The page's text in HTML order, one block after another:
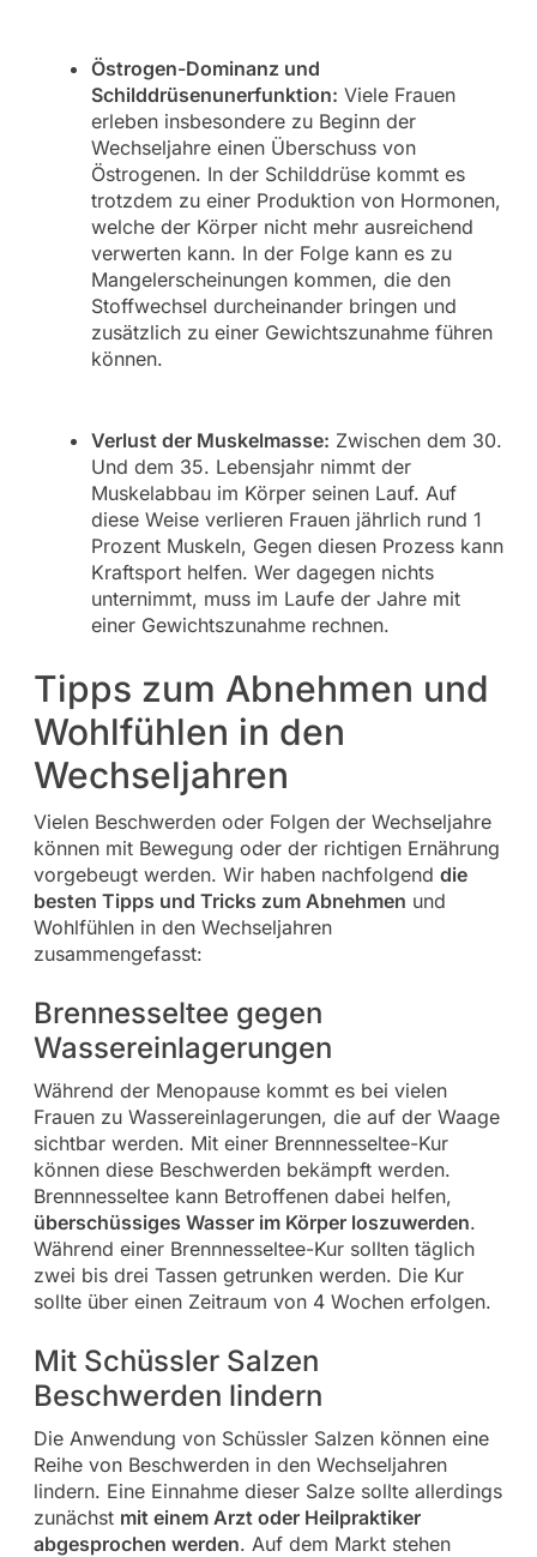
Östrogen-Dominanz und
Schilddrüsenunerfunktion: Viele Frauen
erleben insbesondere zu Beginn der
Wechseljahre einen Überschuss von
Östrogenen. In der Schilddrüse kommt es
trotzdem zu einer Produktion von Hormonen,
welche der Körper nicht mehr ausreichend
verwerten kann. In der Folge kann es zu
Mangelerscheinungen kommen, die den
Stoffwechsel durcheinander bringen und
zusätzlich zu einer Gewichtszunahme führen
können.
Verlust der Muskelmasse: Zwischen dem 30.
Und dem 35. Lebensjahr nimmt der
Muskelabbau im Körper seinen Lauf. Auf
diese Weise verlieren Frauen jährlich rund 1
Prozent Muskeln, Gegen diesen Prozess kann
Kraftsport helfen. Wer dagegen nichts
unternimmt, muss im Laufe der Jahre mit
einer Gewichtszunahme rechnen.
Tipps zum Abnehmen und
Wohlfühlen in den
Wechseljahren
Vielen Beschwerden oder Folgen der Wechseljahre
können mit Bewegung oder der richtigen Ernährung
vorgebeugt werden. Wir haben nachfolgend die
besten Tipps und Tricks zum Abnehmen und
Wohlfühlen in den Wechseljahren
zusammengefasst:
Brennesseltee gegen
Wassereinlagerungen
Während der Menopause kommt es bei vielen
Frauen zu Wassereinlagerungen, die auf der Waage
sichtbar werden. Mit einer Brennnesseltee-Kur
können diese Beschwerden bekämpft werden.
Brennnesseltee kann Betroffenen dabei helfen,
überschüssiges Wasser im Körper loszuwerden.
Während einer Brennnesseltee-Kur sollten täglich
zwei bis drei Tassen getrunken werden. Die Kur
sollte über einen Zeitraum von 4 Wochen erfolgen.
Mit Schüssler Salzen
Beschwerden lindern
Die Anwendung von Schüssler Salzen können eine
Reihe von Beschwerden in den Wechseljahren
lindern. Eine Einnahme dieser Salze sollte allerdings
zunächst mit einem Arzt oder Heilpraktiker
abgesprochen werden. Auf dem Markt stehen